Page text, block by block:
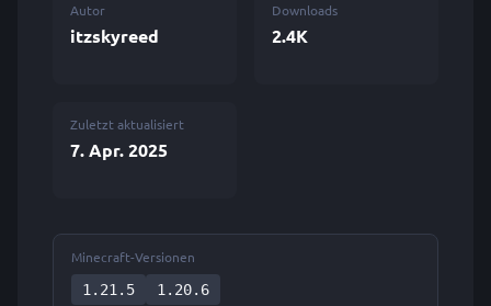
Autor
itzskyreed
Downloads
2.4K
Zuletzt aktualisiert
7. Apr. 2025
Minecraft-Versionen
1.21.5
1.20.6